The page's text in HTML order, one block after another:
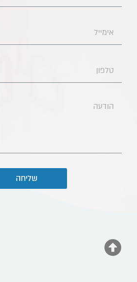
שליחה